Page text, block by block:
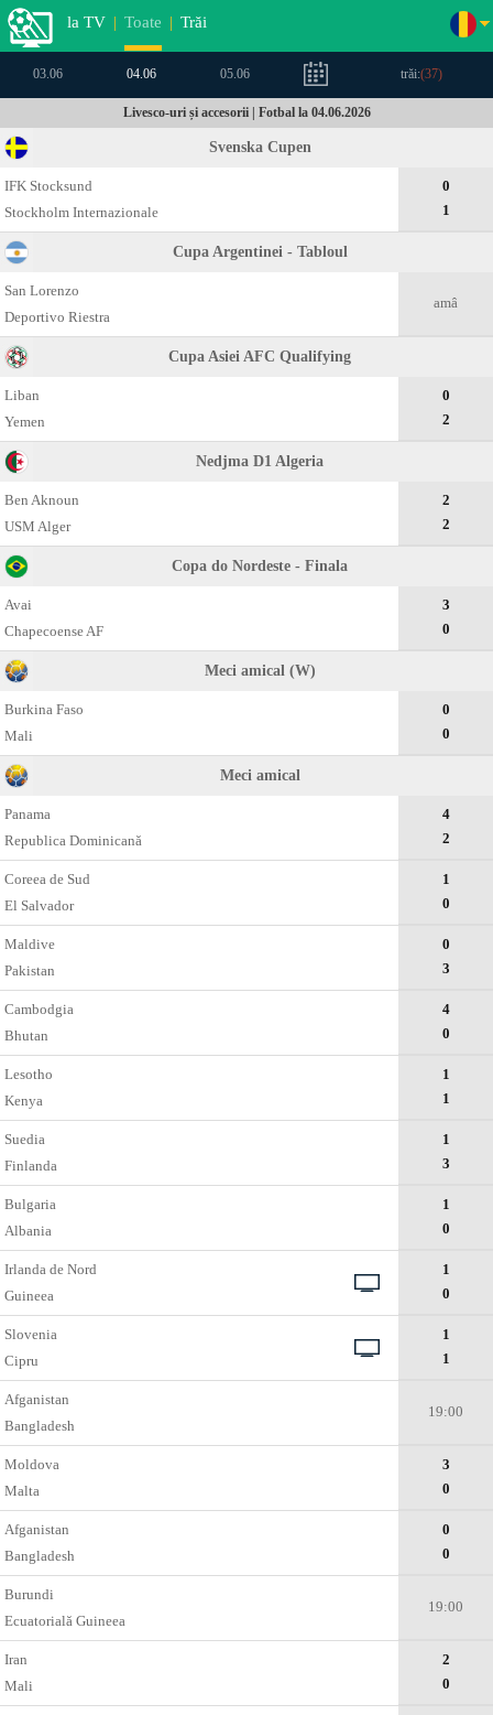
la TV | Toate | Trăi
03.06 04.06 05.06 trăi:(37)
Livesco-uri și accesorii | Fotbal la 04.06.2026
Svenska Cupen
IFK Stocksund
Stockholm Internazionale
0
1
Cupa Argentinei - Tabloul
San Lorenzo
Deportivo Riestra
amâ
Cupa Asiei AFC Qualifying
Liban
Yemen
0
2
Nedjma D1 Algeria
Ben Aknoun
USM Alger
2
2
Copa do Nordeste - Finala
Avai
Chapecoense AF
3
0
Meci amical (W)
Burkina Faso
Mali
0
0
Meci amical
Panama
Republica Dominicană
4
2
Coreea de Sud
El Salvador
1
0
Maldive
Pakistan
0
3
Cambodgia
Bhutan
4
0
Lesotho
Kenya
1
1
Suedia
Finlanda
1
3
Bulgaria
Albania
1
0
Irlanda de Nord
Guineea
1
0
Slovenia
Cipru
1
1
Afganistan
Bangladesh
19:00
Moldova
Malta
3
0
Afganistan
Bangladesh
0
0
Burundi
Ecuatorială Guineea
19:00
Iran
Mali
2
0